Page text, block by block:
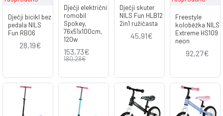
Dječji bicikl bez
pedala NILS
Fun RB06
28,19€
Dječji električni
romobil
Spokey,
76x51x100cm,
120w
153,73€
180,28€
Dječji skuter
NILS Fun HLB12
2in1 ružičasta
45,91€
Freestyle
koloběžka NILS
Extreme HS109
neon
92,27€